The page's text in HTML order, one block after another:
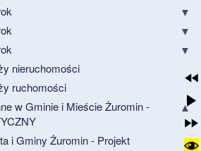
nieruchomości
ruchomości
w Gminie i Mieście Żuromin -
i Gminy Żuromin - Projekt